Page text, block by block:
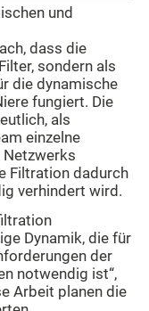
und
dass die
sondern als
die dynamische
fungiert. Die
als
einzelne
Netzwerks
Filtration dadurch
verhindert wird.
Dynamik, die für
der
notwendig ist“,
Arbeit planen die